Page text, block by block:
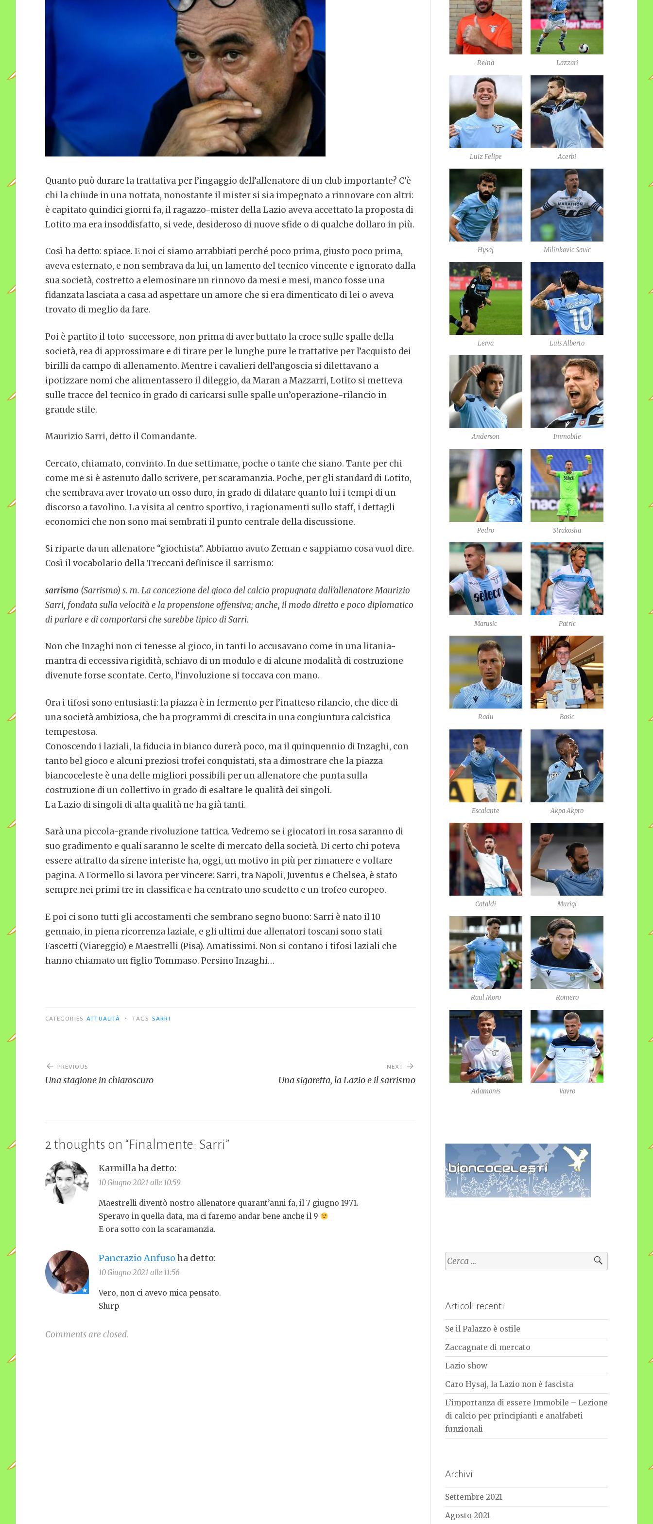
Quanto può durare la trattativa per l’ingaggio dell’allenatore di un club importante? C’è
chi la chiude in una nottata, nonostante il mister si sia impegnato a rinnovare con altri:
è capitato quindici giorni fa, il ragazzo-mister della Lazio aveva accettato la proposta di
Lotito ma era insoddisfatto, si vede, desideroso di nuove sfide o di qualche dollaro in più.
Così ha detto: spiace. E noi ci siamo arrabbiati perché poco prima, giusto poco prima,
aveva esternato, e non sembrava da lui, un lamento del tecnico vincente e ignorato dalla
sua società, costretto a elemosinare un rinnovo da mesi e mesi, manco fosse una
fidanzata lasciata a casa ad aspettare un amore che si era dimenticato di lei o aveva
trovato di meglio da fare.
Poi è partito il toto-successore, non prima di aver buttato la croce sulle spalle della
società, rea di approssimare e di tirare per le lunghe pure le trattative per l’acquisto dei
birilli da campo di allenamento. Mentre i cavalieri dell’angoscia si dilettavano a
ipotizzare nomi che alimentassero il dileggio, da Maran a Mazzarri, Lotito si metteva
sulle tracce del tecnico in grado di caricarsi sulle spalle un’operazione-rilancio in
grande stile.
Maurizio Sarri, detto il Comandante.
Cercato, chiamato, convinto. In due settimane, poche o tante che siano. Tante per chi
come me si è astenuto dallo scrivere, per scaramanzia. Poche, per gli standard di Lotito,
che sembrava aver trovato un osso duro, in grado di dilatare quanto lui i tempi di un
discorso a tavolino. La visita al centro sportivo, i ragionamenti sullo staff, i dettagli
economici che non sono mai sembrati il punto centrale della discussione.
Si riparte da un allenatore “giochista”. Abbiamo avuto Zeman e sappiamo cosa vuol dire.
Così il vocabolario della Treccani definisce il sarrismo:
sarrismo (Sarrismo) s. m. La concezione del gioco del calcio propugnata dall’allenatore Maurizio
Sarri, fondata sulla velocità e la propensione offensiva; anche, il modo diretto e poco diplomatico
di parlare e di comportarsi che sarebbe tipico di Sarri.
Non che Inzaghi non ci tenesse al gioco, in tanti lo accusavano come in una litania-
mantra di eccessiva rigidità, schiavo di un modulo e di alcune modalità di costruzione
divenute forse scontate. Certo, l’involuzione si toccava con mano.
Ora i tifosi sono entusiasti: la piazza è in fermento per l’inatteso rilancio, che dice di
una società ambiziosa, che ha programmi di crescita in una congiuntura calcistica
tempestosa.
Conoscendo i laziali, la fiducia in bianco durerà poco, ma il quinquennio di Inzaghi, con
tanto bel gioco e alcuni preziosi trofei conquistati, sta a dimostrare che la piazza
biancoceleste è una delle migliori possibili per un allenatore che punta sulla
costruzione di un collettivo in grado di esaltare le qualità dei singoli.
La Lazio di singoli di alta qualità ne ha già tanti.
Sarà una piccola-grande rivoluzione tattica. Vedremo se i giocatori in rosa saranno di
suo gradimento e quali saranno le scelte di mercato della società. Di certo chi poteva
essere attratto da sirene interiste ha, oggi, un motivo in più per rimanere e voltare
pagina. A Formello si lavora per vincere: Sarri, tra Napoli, Juventus e Chelsea, è stato
sempre nei primi tre in classifica e ha centrato uno scudetto e un trofeo europeo.
E poi ci sono tutti gli accostamenti che sembrano segno buono: Sarri è nato il 10
gennaio, in piena ricorrenza laziale, e gli ultimi due allenatori toscani sono stati
Fascetti (Viareggio) e Maestrelli (Pisa). Amatissimi. Non si contano i tifosi laziali che
hanno chiamato un figlio Tommaso. Persino Inzaghi…
CATEGORIES ATTUALITÀ • TAGS SARRI
Navigazione
articoli
PREVIOUS
Una stagione in chiaroscuro
NEXT
Una sigaretta, la Lazio e il sarrismo
2 thoughts on “Finalmente: Sarri”
Karmillaha detto:
10 Giugno 2021 alle 10:59
Maestrelli diventò nostro allenatore quarant’anni fa, il 7 giugno 1971.
Speravo in quella data, ma ci faremo andar bene anche il 9
E ora sotto con la scaramanzia.
Pancrazio Anfuso ha detto:
10 Giugno 2021 alle 11:56
Vero, non ci avevo mica pensato.
Slurp
Comments are closed.
Reina Lazzari
Luiz Felipe Acerbi
Hysaj Milinkovic-Savic
Leiva Luis Alberto
Anderson Immobile
Pedro Strakosha
Marusic Patric
Radu Basic
Escalante Akpa Akpro
Cataldi Muriqi
Raul Moro Romero
Adamonis Vavro
Ricerca
per:
Articoli recenti
Se il Palazzo è ostile
Zaccagnate di mercato
Lazio show
Caro Hysaj, la Lazio non è fascista
L’importanza di essere Immobile – Lezione
di calcio per principianti e analfabeti
funzionali
Archivi
Settembre 2021
Agosto 2021